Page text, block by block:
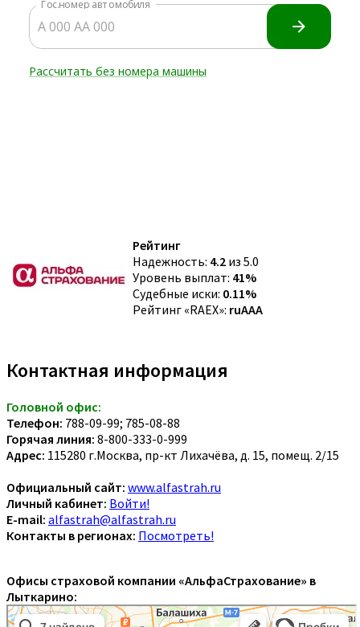
Рейтинг
Надежность: 4.2 из 5.0
Уровень выплат: 41%
Судебные иски: 0.11%
Рейтинг «RAEX»: ruAAA
Контактная информация
Головной офис:
Телефон: 788-09-99; 785-08-88
Горячая линия: 8-800-333-0-999
Адрес: 115280 г.Москва, пр-кт Лихачёва, д. 15, помещ. 2/15
Официальный сайт: www.alfastrah.ru
Личный кабинет: Войти!
E-mail: alfastrah@alfastrah.ru
Контакты в регионах: Посмотреть!
Офисы страховой компании «АльфаСтрахование» в
Лыткарино: